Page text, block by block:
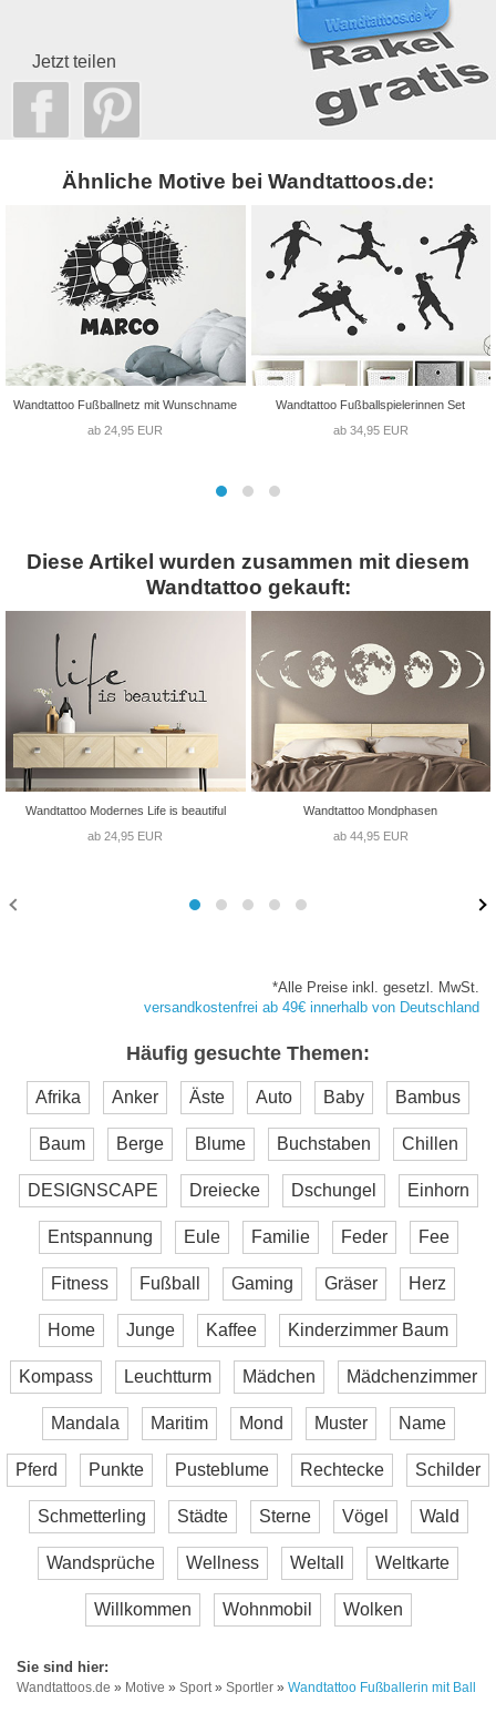
Jetzt teilen
Ähnliche Motive bei Wandtattoos.de:
Wandtattoo Fußballnetz mit Wunschname
ab 24,95 EUR
Wandtattoo Fußballspielerinnen Set
ab 34,95 EUR
Diese Artikel wurden zusammen mit diesem
Wandtattoo gekauft:
Wandtattoo Modernes Life is beautiful
ab 24,95 EUR
Wandtattoo Mondphasen
ab 44,95 EUR
*Alle Preise inkl. gesetzl. MwSt.
versandkostenfrei ab 49€ innerhalb von Deutschland
Häufig gesuchte Themen:
Afrika Anker Äste Auto Baby Bambus
Baum Berge Blume Buchstaben Chillen
DESIGNSCAPE Dreiecke Dschungel Einhorn
Entspannung Eule Familie Feder Fee
Fitness Fußball Gaming Gräser Herz
Home Junge Kaffee Kinderzimmer Baum
Kompass Leuchtturm Mädchen Mädchenzimmer
Mandala Maritim Mond Muster Name
Pferd Punkte Pusteblume Rechtecke Schilder
Schmetterling Städte Sterne Vögel Wald
Wandsprüche Wellness Weltall Weltkarte
Willkommen Wohnmobil Wolken
Wandtattoos.de » Motive » Sport » Sportler » Wandtattoo Fußballerin mit Ball